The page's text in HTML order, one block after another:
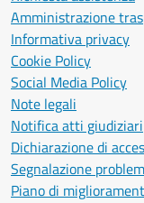
Amministrazione
Informativa privacy
Cookie Policy
Social Media Policy
Note legali
Notifica atti giudiziari
Dichiarazione di
Segnalazione
Piano di